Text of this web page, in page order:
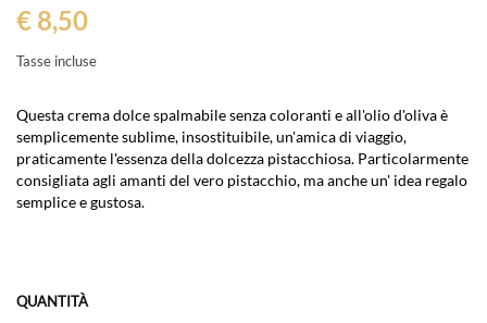
€ 8,50
Tasse incluse
Questa crema dolce spalmabile senza coloranti e all'olio d'oliva è
semplicemente sublime, insostituibile, un'amica di viaggio,
praticamente l'essenza della dolcezza pistacchiosa. Particolarmente
consigliata agli amanti del vero pistacchio, ma anche un' idea regalo
semplice e gustosa.
QUANTITÀ